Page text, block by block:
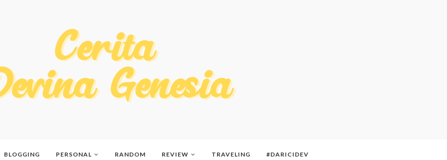
BLOGGING PERSONAL RANDOM REVIEW TRAVELING #DARICIDEV